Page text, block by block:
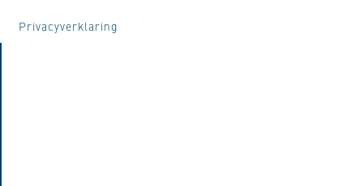
Privacyverklaring